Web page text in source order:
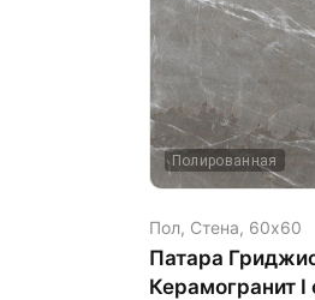
Полированная
Пол, Стена, 60х60
Патара
Керамогранит I